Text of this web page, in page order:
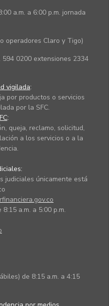
a.m. a 6:00 p.m. jornada
operadores Claro y Tigo)
594 0200 extensiones 2334
vigilada:
por productos o servicios
por la SFC.
:
queja, reclamo, solicitud,
a los servicios o a la
judiciales únicamente está
a.m. a 5:00 p.m.
de 8:15 a.m. a 4:15